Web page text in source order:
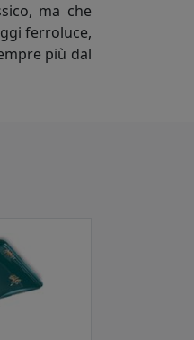
ma che
ferroluce,
più dal